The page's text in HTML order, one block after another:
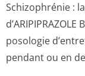
Schizophrénie :
posologie
pendant ou en